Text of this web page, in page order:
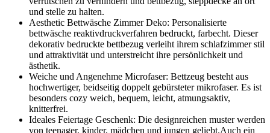
und stelle zu halten.
Aesthetic Bettwäsche Zimmer Deko: Personalisierte
bettwäsche reaktivdruckverfahren bedruckt, farbecht. Dieser
dekorativ bedruckte bettbezug verleiht ihrem schlafzimmer stil
und attraktivität und unterstreicht ihre persönlichkeit und
ästhetik.
Weiche und Angenehme Microfaser: Bettzeug besteht aus
hochwertiger, beidseitig doppelt gebürsteter mikrofaser. Es ist
besonders cozy weich, bequem, leicht, atmungsaktiv,
knitterfrei.
Ideales Feiertage Geschenk: Die designreichen muster werden
von teenager, kinder, mädchen und jungen geliebt.Auch ein